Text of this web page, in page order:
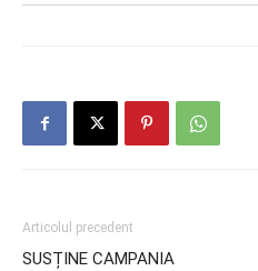
Articolul precedent
SUSȚINE CAMPANIA